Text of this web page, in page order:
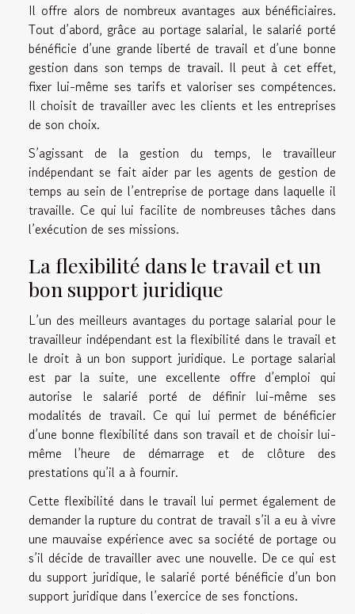
Il offre alors de nombreux avantages aux bénéficiaires.
Tout d’abord, grâce au portage salarial, le salarié porté
bénéficie d’une grande liberté de travail et d’une bonne
gestion dans son temps de travail. Il peut à cet effet,
fixer lui-même ses tarifs et valoriser ses compétences.
Il choisit de travailler avec les clients et les entreprises
de son choix.
S’agissant de la gestion du temps, le travailleur
indépendant se fait aider par les agents de gestion de
temps au sein de l’entreprise de portage dans laquelle il
travaille. Ce qui lui facilite de nombreuses tâches dans
l’exécution de ses missions.
La flexibilité dans le travail et un
bon support juridique
L’un des meilleurs avantages du portage salarial pour le
travailleur indépendant est la flexibilité dans le travail et
le droit à un bon support juridique. Le portage salarial
est par la suite, une excellente offre d’emploi qui
autorise le salarié porté de définir lui-même ses
modalités de travail. Ce qui lui permet de bénéficier
d’une bonne flexibilité dans son travail et de choisir lui-
même l’heure de démarrage et de clôture des
prestations qu’il a à fournir.
Cette flexibilité dans le travail lui permet également de
demander la rupture du contrat de travail s’il a eu à vivre
une mauvaise expérience avec sa société de portage ou
s’il décide de travailler avec une nouvelle. De ce qui est
du support juridique, le salarié porté bénéficie d’un bon
support juridique dans l’exercice de ses fonctions.